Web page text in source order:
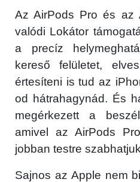
Az AirPods Pro és az
valódi Lokátor
a precíz
kereső felületet,
értesíteni is tud az
od hátrahagynád. És
megérkezett a
amivel az AirPods
jobban testre
Sajnos az Apple nem